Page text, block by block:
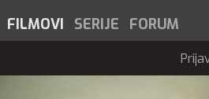
FILMOVI
SERIJE FORUM